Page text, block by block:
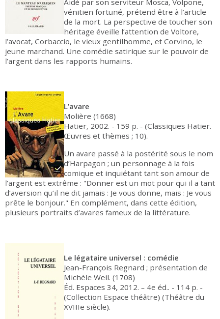
Aidé par son serviteur Mosca, Volpone,
vénitien fortuné, prétend être à l’article
de la mort. La perspective de toucher son
héritage éveille l’attention de Voltore,
l’avocat, Corbaccio, le vieux gentilhomme, et Corvino, le
jeune marchand. Une comédie satirique sur le pouvoir de
l’argent dans les rapports humains.
L’avare
Molière (1668)
Hatier, 2002. - 159 p. - (Classiques Hatier.
Œuvres et thèmes ; 10).
Un avare passé à la postérité sous le nom
d’Harpagon ; un personnage à la fois
comique et inquiétant tant son amour de
l’argent est extrême : "Donner est un mot pour qui il a tant
d’aversion qu’il ne dit jamais : Je vous donne, mais : Je vous
prête le bonjour." En complément, dans cette édition,
plusieurs portraits d’avares fameux de la littérature.
Le légataire universel : comédie
Jean-François Regnard ; présentation de
Michèle Weil. (1708)
Éd. Espaces 34, 2012. – 4e éd.. - 114 p. -
(Collection Espace théâtre) (Théâtre du
XVIIIe siècle).